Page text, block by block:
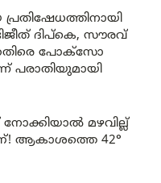
ദിപ്കെ, സൗരവ്
പോക്സോ
പരാതിയുമായി
നോക്കിയാൽ മഴവില്ല്
ആകാശത്തെ 42°